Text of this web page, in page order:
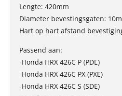
Lengte: 420mm
Diameter bevestingsgaten:
Hart op hart afstand
Passend aan:
-Honda HRX 426C P (PDE)
-Honda HRX 426C PX (PXE)
-Honda HRX 426C S (SDE)